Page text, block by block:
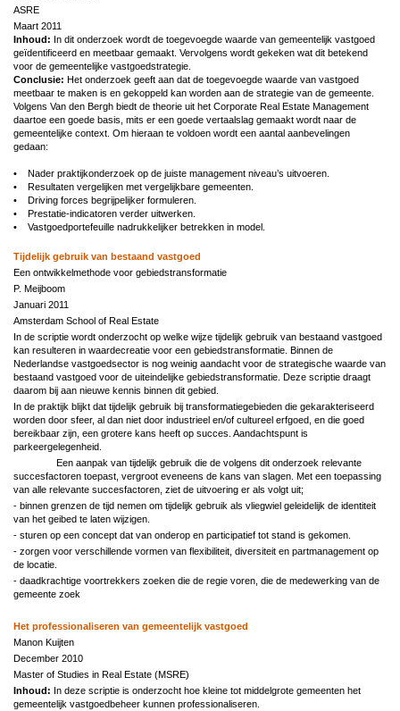
ASRE
Maart 2011
Inhoud: In dit onderzoek wordt de toegevoegde waarde van gemeentelijk vastgoed
geïdentificeerd en meetbaar gemaakt. Vervolgens wordt gekeken wat dit betekend
voor de gemeentelijke vastgoedstrategie.
Conclusie: Het onderzoek geeft aan dat de toegevoegde waarde van vastgoed
meetbaar te maken is en gekoppeld kan worden aan de strategie van de gemeente.
Volgens Van den Bergh biedt de theorie uit het Corporate Real Estate Management
daartoe een goede basis, mits er een goede vertaalslag gemaakt wordt naar de
gemeentelijke context. Om hieraan te voldoen wordt een aantal aanbevelingen
gedaan:
• Nader praktijkonderzoek op de juiste management niveau’s uitvoeren.
• Resultaten vergelijken met vergelijkbare gemeenten.
• Driving forces begrijpelijker formuleren.
• Prestatie-indicatoren verder uitwerken.
• Vastgoedportefeuille nadrukkelijker betrekken in model.
Tijdelijk gebruik van bestaand vastgoed
Een ontwikkelmethode voor gebiedstransformatie
P. Meijboom
Januari 2011
Amsterdam School of Real Estate
In de scriptie wordt onderzocht op welke wijze tijdelijk gebruik van bestaand vastgoed
kan resulteren in waardecreatie voor een gebiedstransformatie. Binnen de
Nederlandse vastgoedsector is nog weinig aandacht voor de strategische waarde van
bestaand vastgoed voor de uiteindelijke gebiedstransformatie. Deze scriptie draagt
daarom bij aan nieuwe kennis binnen dit gebied.
In de praktijk blijkt dat tijdelijk gebruik bij transformatiegebieden die gekarakteriseerd
worden door sfeer, al dan niet door industrieel en/of cultureel erfgoed, en die goed
bereikbaar zijn, een grotere kans heeft op succes. Aandachtspunt is
parkeergelegenheid.
Een aanpak van tijdelijk gebruik die de volgens dit onderzoek relevante
succesfactoren toepast, vergroot eveneens de kans van slagen. Met een toepassing
van alle relevante succesfactoren, ziet de uitvoering er als volgt uit;
- binnen grenzen de tijd nemen om tijdelijk gebruik als vliegwiel geleidelijk de identiteit
van het geibed te laten wijzigen.
- sturen op een concept dat van onderop en participatief tot stand is gekomen.
- zorgen voor verschillende vormen van flexibiliteit, diversiteit en partmanagement op
de locatie.
- daadkrachtige voortrekkers zoeken die de regie voren, die de medewerking van de
gemeente zoek
Het professionaliseren van gemeentelijk vastgoed
Manon Kuijten
December 2010
Master of Studies in Real Estate (MSRE)
Inhoud: In deze scriptie is onderzocht hoe kleine tot middelgrote gemeenten het
gemeentelijk vastgoedbeheer kunnen professionaliseren.